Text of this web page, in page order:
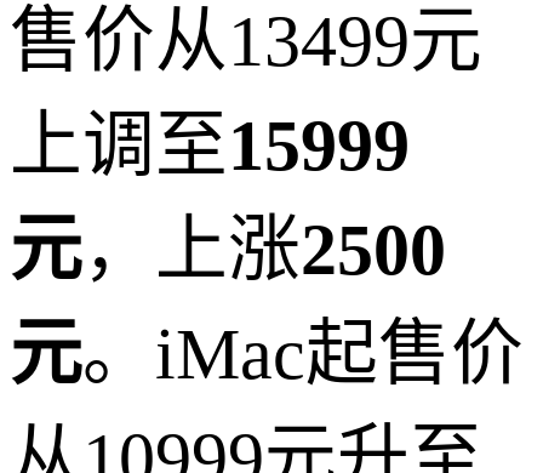
售价从13499元
上调至15999
元，上涨2500
元。iMac起售价